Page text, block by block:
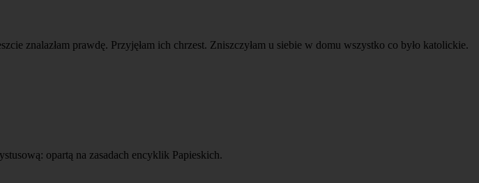
znalazłam prawdę. Przyjęłam ich chrzest. Zniszczyłam u siebie w domu wszystko co było katolickie.
opartą na zasadach encyklik Papieskich.